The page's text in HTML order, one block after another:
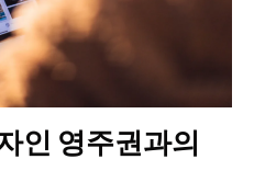
인 영주권과의